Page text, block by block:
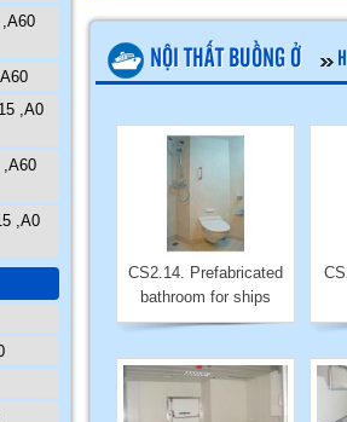
,A0
,A0
NỘI THẤT BUỒNG Ở
CS2.14. Prefabricated
bathroom for ships